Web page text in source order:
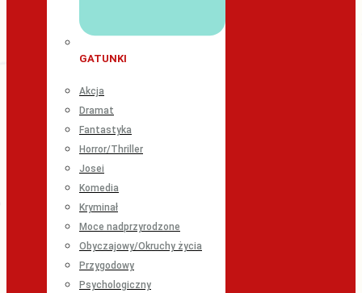
GATUNKI
Akcja
Dramat
Fantastyka
Horror/Thriller
Josei
Komedia
Kryminał
Moce nadprzyrodzone
Obyczajowy/Okruchy życia
Przygodowy
Psychologiczny